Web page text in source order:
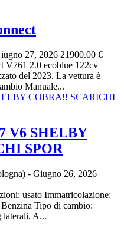
27, 2026 21900.00 €
V761 2.0 ecoblue 122cv
del 2023. La vettura è
Manuale...
V6 SHELBY
SPOR
- Giugno 26, 2026
usato Immatricolazione:
Tipo di cambio:
laterali, A...